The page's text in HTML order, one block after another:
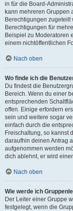
in für die Board-
kann mehreren Gruppen
Berechtigungen
Berechtigungen für
Beispiel zu Moderatoren
einem nichtöffentlichen
Nach oben
Wo finde ich die
Du findest die
Bereich. Wenn du einer
entsprechenden
offen. Einige erfordern
sein und weitere sogar
einfach durch die
Freischaltung, so kannst
daraufhin deinen Antrag
aufgenommen werden
dich ablehnt, er wird
Nach oben
Wie werde ich
Der Leiter einer Gruppe
festgelegt, wenn die